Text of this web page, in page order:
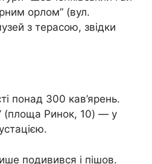
орлом” (вул.
з терасою, звідки
понад 300 кав’ярень.
(площа Ринок, 10) — у
подивився і пішов.